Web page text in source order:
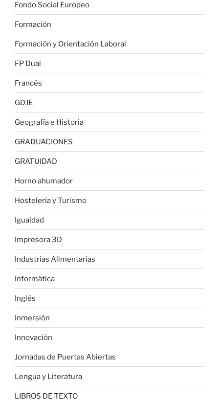
Fondo Social Europeo
Formación
Formación y Orientación Laboral
FP Dual
Francés
GDJE
Geografía e Historia
GRADUACIONES
GRATUIDAD
Horno ahumador
Hostelería y Turismo
Igualdad
Impresora 3D
Industrias Alimentarias
Informática
Inglés
Inmersión
Innovación
Jornadas de Puertas Abiertas
Lengua y Literatura
LIBROS DE TEXTO